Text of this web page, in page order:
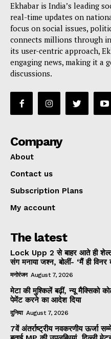
Ekhabar is India’s leading
real-time updates on
focus on social issues,
connects millions through
its user-centric approach,
engaging news, making it
discussions.
Company
About
Contact us
Subscription Plans
My account
The latest
Lock Upp 2 से बाहर आते ही शेल्टर
संग मनाया जश्न, बोलीं- ‘मैं ही विनर
मनोरंजन August 7, 2026
मेटा की मुश्किलें बढ़ीं, न्यू मैक्सिको
पेमेंट करने का आदेश दिया
दुनिया August 7, 2026
7वें अंतर्राष्ट्रीय नवकरणीय ऊर्जा